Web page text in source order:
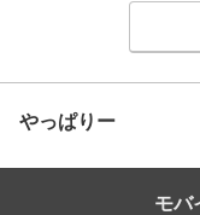
やっぱりー
モバ